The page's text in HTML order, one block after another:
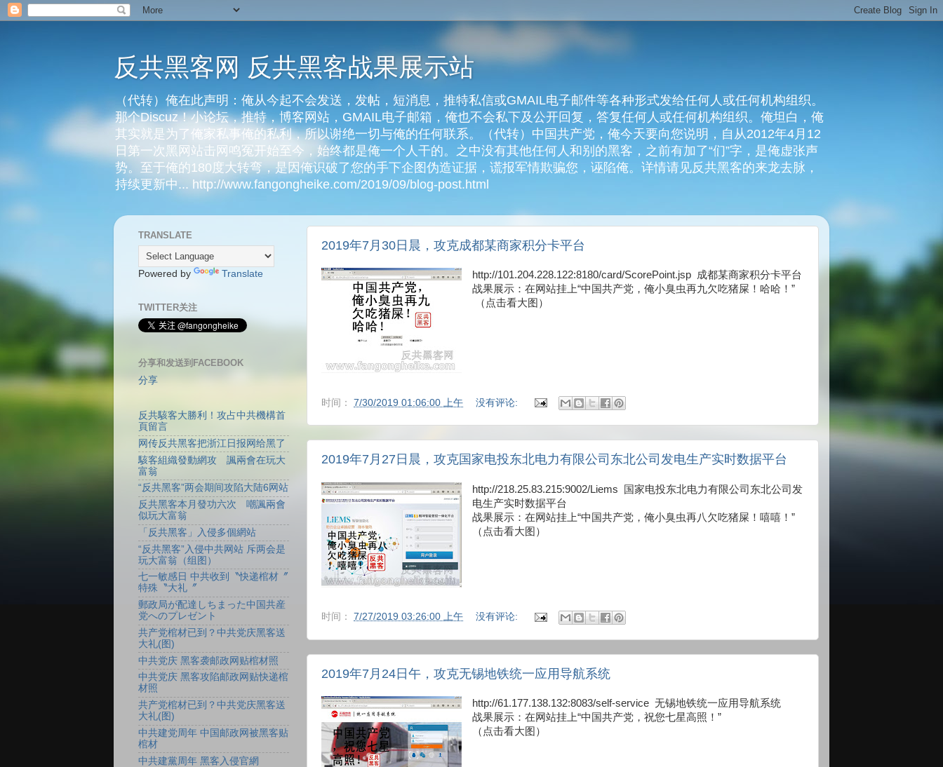
反共黑客网 反共黑客战果展示站
（代转）俺在此声明：俺从今起不会发送，发帖，短消息，推特私信或GMAIL电子邮件等各种形式发给任何人或任何机构组织。
那个Discuz！小论坛，推特，博客网站，GMAIL电子邮箱，俺也不会私下及公开回复，答复任何人或任何机构组织。俺坦白，俺
其实就是为了俺家私事俺的私利，所以谢绝一切与俺的任何联系。（代转）中国共产党，俺今天要向您说明，自从2012年4月12
日第一次黑网站击网鸣冤开始至今，始终都是俺一个人干的。之中没有其他任何人和别的黑客，之前有加了“们”字，是俺虚张声
势。至于俺的180度大转弯，是因俺识破了您的手下企图伪造证据，谎报军情欺骗您，诬陷俺。详情请见反共黑客的来龙去脉，
持续更新中... http://www.fangongheike.com/2019/09/blog-post.html
2019年7月30日晨，攻克成都某商家积分卡平台
http://101.204.228.122:8180/card/ScorePoint.jsp 成都某商家积分卡平台
战果展示：在网站挂上“中国共产党，俺小臭虫再九欠吃猪屎！哈哈！”
（点击看大图）
时间： 7/30/2019 01:06:00 上午 没有评论:
2019年7月27日晨，攻克国家电投东北电力有限公司东北公司发电生产实时数据平台
http://218.25.83.215:9002/Liems 国家电投东北电力有限公司东北公司发
电生产实时数据平台
战果展示：在网站挂上“中国共产党，俺小臭虫再八欠吃猪屎！嘻嘻！”
（点击看大图）
时间： 7/27/2019 03:26:00 上午 没有评论:
2019年7月24日午，攻克无锡地铁统一应用导航系统
http://61.177.138.132:8083/self-service 无锡地铁统一应用导航系统
战果展示：在网站挂上“中国共产党，祝您七星高照！”
（点击看大图）
TRANSLATE
Powered by Translate
TWITTER关注
分享和发送到FACEBOOK
分享
反共駭客大勝利！攻占中共機構首
頁留言
网传反共黑客把浙江日报网给黑了
駭客組織發動網攻 諷兩會在玩大
富翁
“反共黑客”两会期间攻陷大陆6网站
反共黑客本月發功六次 嘲諷兩會
似玩大富翁
「反共黑客」入侵多個網站
“反共黑客”入侵中共网站 斥两会是
玩大富翁（组图）
七一敏感日 中共收到〝快递棺材〞
特殊〝大礼〞
郵政局が配達しちまった中国共産
党へのプレゼント
共产党棺材已到？中共党庆黑客送
大礼(图)
中共党庆 黑客袭邮政网贴棺材照
中共党庆 黑客攻陷邮政网贴快递棺
材照
共产党棺材已到？中共党庆黑客送
大礼(图)
中共建党周年 中国邮政网被黑客贴
棺材
中共建黨周年 黑客入侵官網